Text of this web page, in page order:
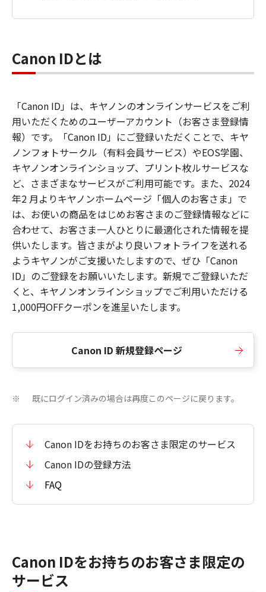
Canon IDとは
「Canon ID」は、キヤノンのオンラインサービスをご利
用いただくためのユーザーアカウント（お客さま登録情
報）です。「Canon ID」にご登録いただくことで、キヤ
ノンフォトサークル（有料会員サービス）やEOS学園、
キヤノンオンラインショップ、プリント枚ルサービスな
ど、さまざまなサービスがご利用可能です。また、2024
年2 月よりキヤノンホームページ「個人のお客さま」で
は、お使いの商品をはじめお客さまのご登録情報などに
合わせて、お客さま一人ひとりに最適化された情報を提
供いたします。皆さまがより良いフォトライフを送れる
ようキヤノンがご支援いたしますので、ぜひ「Canon
ID」のご登録をお願いいたします。新規でご登録いただ
くと、キヤノンオンラインショップでご利用いただける
1,000円OFFクーポンを進呈いたします。
Canon ID 新規登録ページ
※ 既にログイン済みの場合は再度このページに戻ります。
Canon IDをお持ちのお客さま限定のサービス
Canon IDの登録方法
FAQ
Canon IDをお持ちのお客さま限定の
サービス